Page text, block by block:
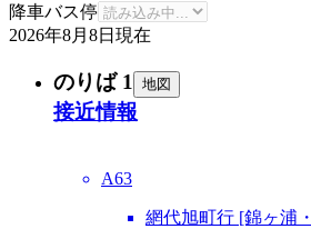
降車バス停
2026年8月8日 現在
のりば 1 地図
接近情報
A63
網代旭町行 [錦ヶ浦